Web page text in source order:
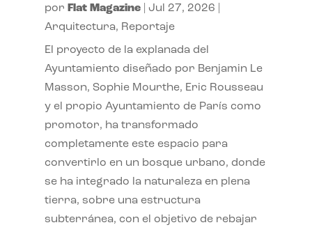
por Flat Magazine| Jul 27, 2026
Arquitectura, Reportaje
El proyecto de la explanada del
Ayuntamiento diseñado por Benjamin Le
Masson, Sophie Mourthe, Eric Rousseau
y el propio Ayuntamiento de París como
promotor, ha transformado
completamente este espacio para
convertirlo en un bosque urbano, donde
se ha integrado la naturaleza en plena
tierra, sobre una estructura
subterránea, con el objetivo de rebajar